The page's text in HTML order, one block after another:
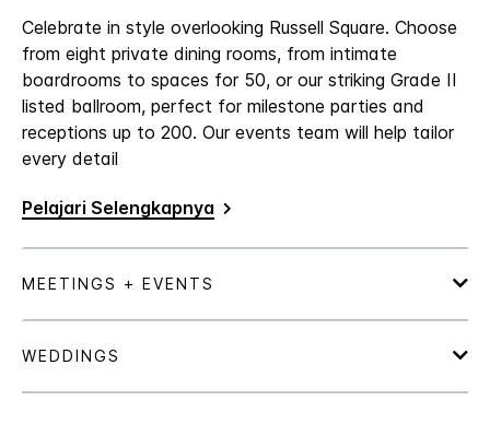
Celebrate in style overlooking Russell Square. Choose
from eight private dining rooms, from intimate
boardrooms to spaces for 50, or our striking Grade II
listed ballroom, perfect for milestone parties and
receptions up to 200. Our events team will help tailor
every detail
Pelajari Selengkapnya